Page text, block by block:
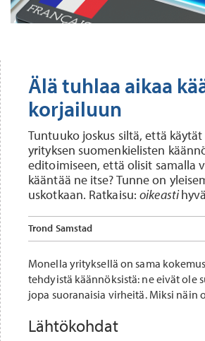
Älä tuhlaa aikaa
korjailuun
Tuntuuko joskus siltä, että
yrityksen suomenkielisten
editoimiseen, että olisit samalla
kääntää ne itse? Tunne on
uskotkaan. Ratkaisu:oikeasti
Trond Samstad
Monella yrityksellä on sama
tehdyistä käännöksistä: ne eivät ole
jopa suoranaisia virheitä. Miksi näin
Lähtökohdat